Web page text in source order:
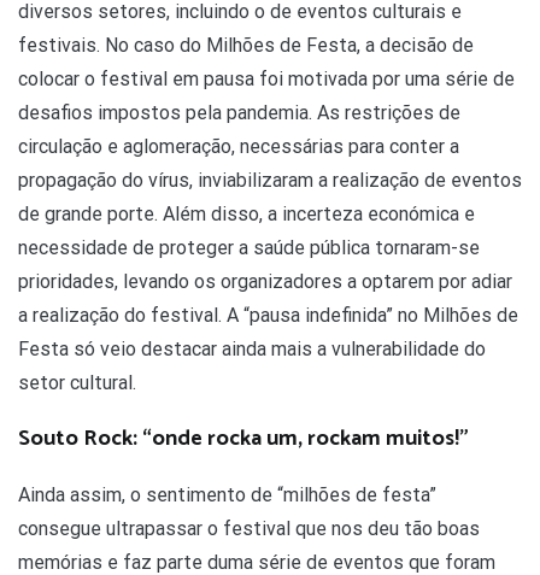
diversos setores, incluindo o de eventos culturais e
festivais. No caso do Milhões de Festa, a decisão de
colocar o festival em pausa foi motivada por uma série de
desafios impostos pela pandemia. As restrições de
circulação e aglomeração, necessárias para conter a
propagação do vírus, inviabilizaram a realização de eventos
de grande porte. Além disso, a incerteza económica e
necessidade de proteger a saúde pública tornaram-se
prioridades, levando os organizadores a optarem por adiar
a realização do festival. A “pausa indefinida” no Milhões de
Festa só veio destacar ainda mais a vulnerabilidade do
setor cultural.
Souto Rock: “onde rocka um, rockam muitos!”
Ainda assim, o sentimento de “milhões de festa”
consegue ultrapassar o festival que nos deu tão boas
memórias e faz parte duma série de eventos que foram